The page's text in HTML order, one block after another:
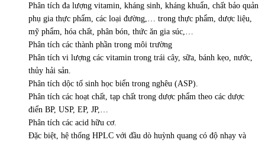
Phân tích đa lượng vitamin, kháng sinh, kháng khuẩn, chất bảo quản
phụ gia thực phẩm, các loại đường,… trong thực phẩm, dược liệu,
mỹ phẩm, hóa chất, phân bón, thức ăn gia súc,…
Phân tích các thành phần trong môi trường
Phân tích vi lượng các vitamin trong trái cây, sữa, bánh kẹo, nước,
thủy hải sản.
Phân tích dộc tố sinh học biển trong nghêu (ASP).
Phân tích các hoạt chất, tạp chất trong dược phẩm theo các dược
điển BP, USP, EP, JP,…
Phân tích các acid hữu cơ.
Đặc biệt, hệ thống HPLC với đầu dò huỳnh quang có độ nhạy và